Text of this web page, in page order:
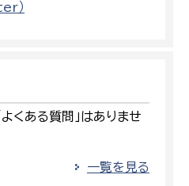
）
くある質問」はありませ
一覧を見る